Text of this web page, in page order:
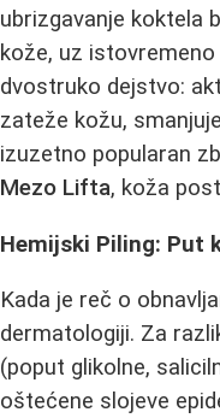
ubrizgavanje koktela
kože, uz
dvostruko dejstvo:
zateže kožu,
izuzetno popularan
Mezo Lifta, koža
Hemijski Piling: Put
Kada je reč o
dermatologiji. Za
(poput glikolne,
oštećene slojeve